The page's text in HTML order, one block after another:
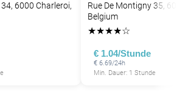
6000 Charleroi,
Rue De Montigny 35,
Belgium
★★★★☆
€ 1.04/Stunde
€ 6.69/24h
Min. Dauer: 1 Stunde